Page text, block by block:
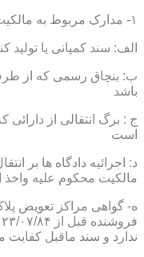
۱- مدارک مربوط به مالکیت فروشنده که عبارتند از
الف: سند کمپانی یا تولید
ب: بنچاق رسمی که از
باشد
ج : برگ انتقالی از
است
د: اجرائیه دادگاه ها بر
مالکیت محکوم علیه واخذ
ه- گواهی مراکز تعویض
ندارد و سند ماقبل کفایت